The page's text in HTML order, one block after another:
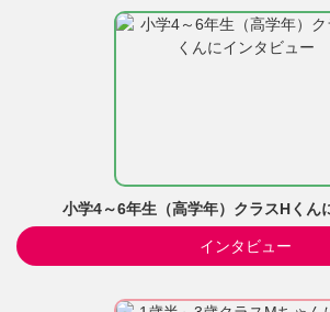
小学4～6年生（高学年）クラスHくん
インタビュー